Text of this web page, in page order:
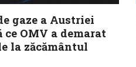
gaze a Austriei
ce OMV a demarat
la zăcământul